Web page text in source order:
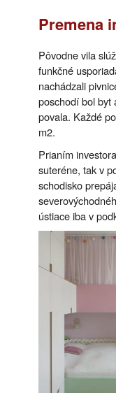
Premena
Pôvodne vila
funkčné
nachádzali
poschodí bol byt
povala. Každé
m2.
Prianím
suteréne, tak v
schodisko
ústiace iba v